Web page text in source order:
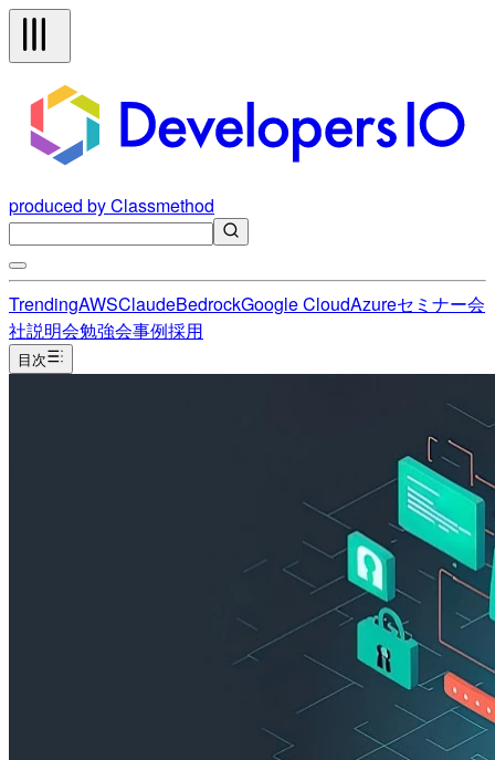
produced by Classmethod
TrendingAWSClaudeBedrockGoogle CloudAzureセミナー会
社説明会勉強会事例採用
目次